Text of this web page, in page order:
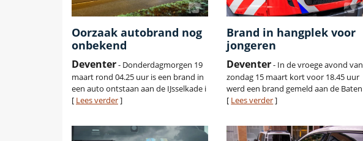
Oorzaak autobrand nog
onbekend
Deventer- Donderdagmorgen 19
maart rond 04.25 uur is een brand in
een auto ontstaan aan de IJsselkade i
[ Lees verder]
Brand in hangplek voor
jongeren
Deventer- In de vroege avond van
zondag 15 maart kort voor 18.45 uur
werd een brand gemeld aan de Baten
[ Lees verder]